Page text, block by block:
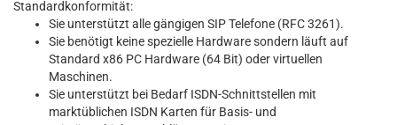
Standardkonformität:
Sie unterstützt alle gängigen SIP Telefone (RFC 3261).
Sie benötigt keine spezielle Hardware sondern läuft auf
Standard x86 PC Hardware (64 Bit) oder virtuellen
Maschinen.
Sie unterstützt bei Bedarf ISDN-Schnittstellen mit
marktüblichen ISDN Karten für Basis- und